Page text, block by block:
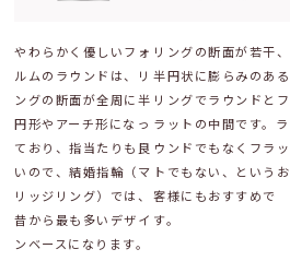
やわらかく優しいフォ
ルムのラウンドは、リ
ングの断面が全周に半
円形やアーチ形になっ
ており、指当たりも良
いので、結婚指輪（マ
リッジリング）では、
昔から最も多いデザイ
ンベースになります。
リングの断面が若干、
半円状に膨らみのある
リングでラウンドとフ
ラットの中間です。ラ
ウンドでもなくフラッ
トでもない、というお
客様にもおすすめで
す。